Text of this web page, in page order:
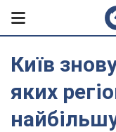
Київ
яких